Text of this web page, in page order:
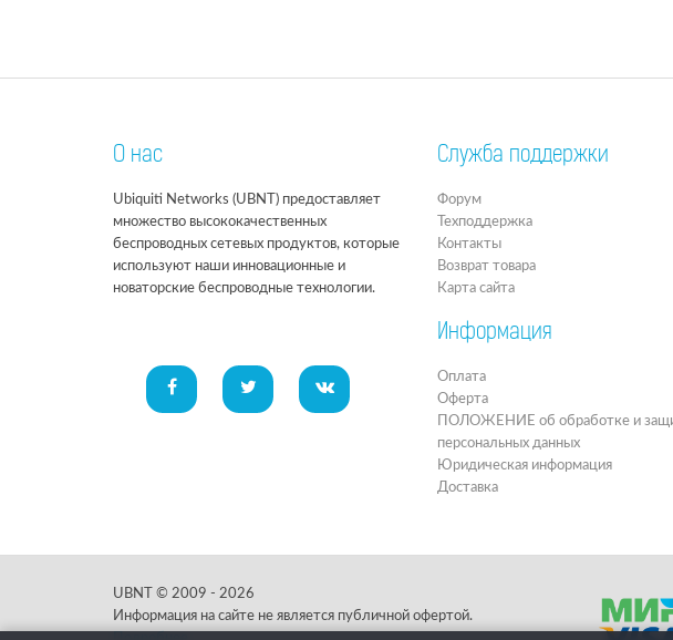
О нас
Ubiquiti Networks (UBNT) предоставляет
множество высококачественных
беспроводных сетевых продуктов, которые
используют наши инновационные и
новаторские беспроводные технологии.
Служба поддержки
Форум
Техподдержка
Контакты
Возврат товара
Карта сайта
Информация
Оплата
Оферта
ПОЛОЖЕНИЕ об обработке и
персональных данных
Юридическая информация
Доставка
UBNT © 2009 - 2026
Информация на сайте не является публичной офертой.